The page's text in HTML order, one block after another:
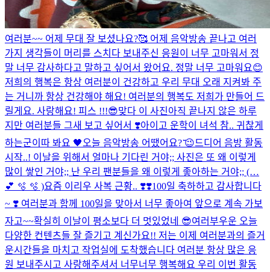
여러분~~ 어제 무대 잘 보셨나요?🥰 어제 음악방송 끝나고 여러
가지 생각들이 머리를 스치다 보내주신 응원이 너무 고마워서 정
말 너무 감사하다고 말하고 싶어서 왔어요. 정말 너무 고마워요😊
저희의 행복은 항상 여러분이 건강하고 우리 무대 오래 지켜봐 주
는 거니까 항상 건강해야 해요! 여러분의 행복도 저희가 만들어 드
릴게요. 사랑해요! 피스 !!!😎맞다 이 사진아직 끝나지 않은 하루
지만 여러분들 그새 보고 싶어서 ❣️아이고 운학이 녀석 참.. 귀찮게
하는군이따 봐요 🖤 오늘 음악방송 어땠어요? ̆̈😉드디어 음방 활동
시작..! 이날을 위해서 얼마나 기다린 거야;; 사진은 또 왜 이렇게
많이 쌓인 거야;; 난 우리 팬분들을 왜 이렇게 좋아하는 거야;; (…
💕 🫧 🫧 )요즘 이리우 사복 근황.. ❣️❣️100일 축하하고 감사합니다
~ ❣️ 여러분과 함께 100일을 맞아서 너무 좋아여 앞으로 계속 가보
자고~~확실히 이날이 평소보다 더 멋있었네 😎여러부우운 오늘
다양한 컨텐츠들 잘 즐기고 계신가요!! 저는 이제 여러분과의 즐거
운시간들을 마치고 작업실에 도착했습니다 여러분 항상 많은 응
원 보내주시고 사랑해주셔서 너무너무 행복해요 우리 이번 활동